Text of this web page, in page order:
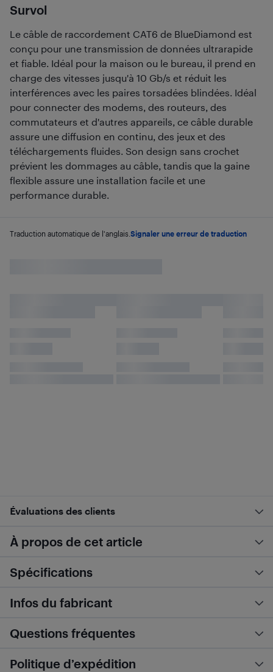
Survol
Le câble de raccordement CAT6 de BlueDiamond est
conçu pour une transmission de données ultrarapide
et fiable. Idéal pour la maison ou le bureau, il prend en
charge des vitesses jusqu'à 10 Gb/s et réduit les
interférences avec les paires torsadées blindées. Idéal
pour connecter des modems, des routeurs, des
commutateurs et d'autres appareils, ce câble durable
assure une diffusion en continu, des jeux et des
téléchargements fluides. Son design sans crochet
prévient les dommages au câble, tandis que la gaine
flexible assure une installation facile et une
performance durable.
Traduction automatique de l'anglais. Signaler une erreur de traduction
Évaluations des clients
À propos de cet article
Spécifications
Infos du fabricant
Questions fréquentes
Politique d’expédition